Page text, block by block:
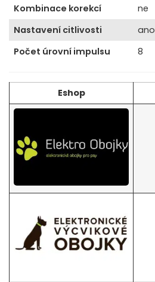
Kombinace korekcí
ne
Nastavení citlivosti
ano
Počet úrovní impulsu
8
Eshop